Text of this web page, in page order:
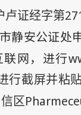
卢证经字第
静安公证处
网，进行
行截屏并粘
区